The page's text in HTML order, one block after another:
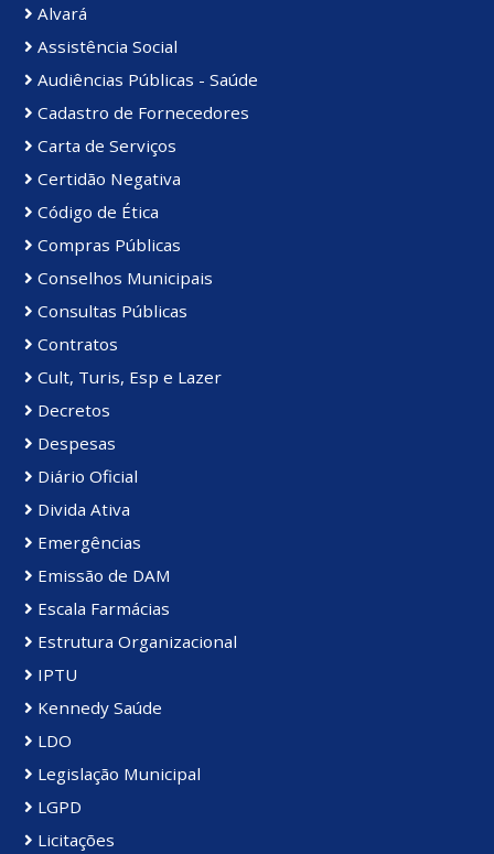
Alvará
Assistência Social
Audiências Públicas - Saúde
Cadastro de Fornecedores
Carta de Serviços
Certidão Negativa
Código de Ética
Compras Públicas
Conselhos Municipais
Consultas Públicas
Contratos
Cult, Turis, Esp e Lazer
Decretos
Despesas
Diário Oficial
Divida Ativa
Emergências
Emissão de DAM
Escala Farmácias
Estrutura Organizacional
IPTU
Kennedy Saúde
LDO
Legislação Municipal
LGPD
Licitações